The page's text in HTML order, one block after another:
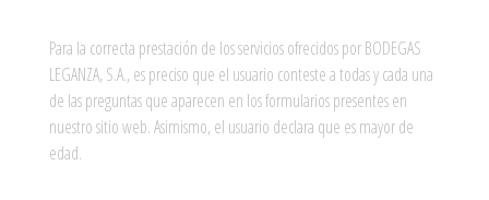
Para la correcta prestación de los servicios ofrecidos por BODEGAS
LEGANZA, S.A., es preciso que el usuario conteste a todas y cada una
de las preguntas que aparecen en los formularios presentes en
nuestro sitio web. Asimismo, el usuario declara que es mayor de
edad.